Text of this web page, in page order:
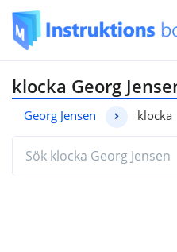
klocka Georg
Georg Jensen klocka